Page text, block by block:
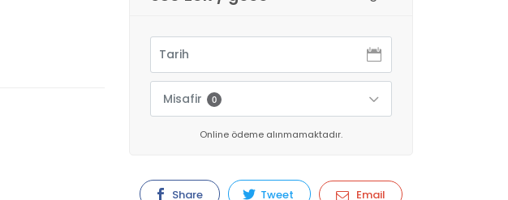
Misafir 0
Online ödeme alınmamaktadır.
Share Tweet Email